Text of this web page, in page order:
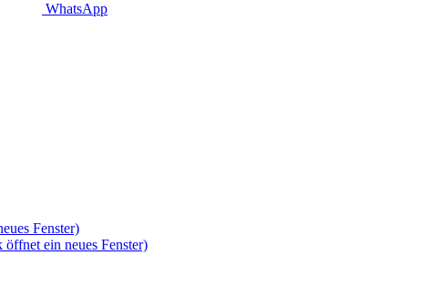
WhatsApp
Fenster)
ein neues Fenster)